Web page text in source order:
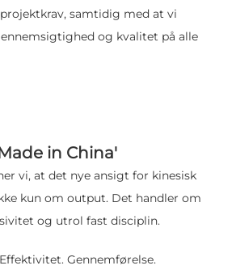
samtidig med at vi
og kvalitet på alle
in China'
vi, at det nye ansigt for kinesisk
kun om output. Det handler om
og utrol fast disciplin.
Gennemførelse.